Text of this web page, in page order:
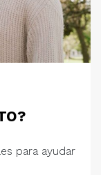
para ayudar